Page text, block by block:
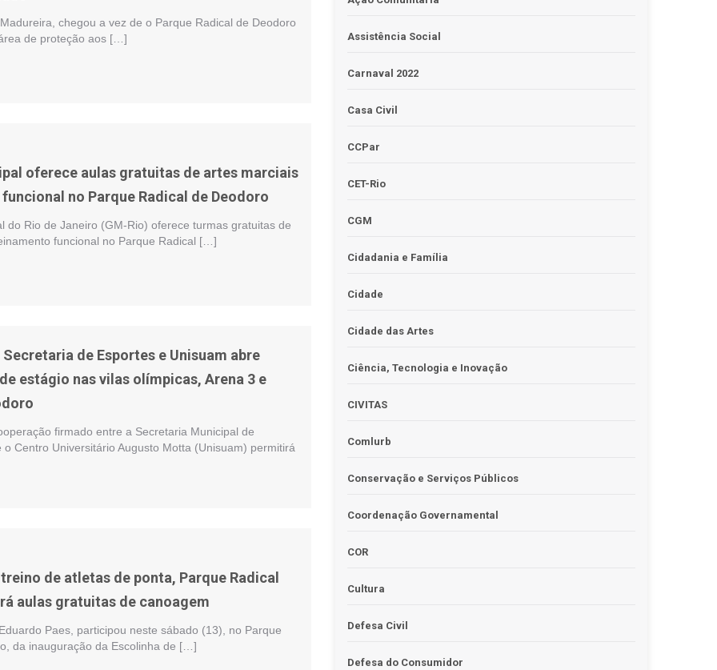
chegou a vez de o Parque Radical de Deodoro
de proteção aos […]
oferece aulas gratuitas de artes marciais
no Parque Radical de Deodoro
do Rio de Janeiro (GM-Rio) oferece turmas gratuitas de
funcional no Parque Radical […]
de Esportes e Unisuam abre
estágio nas vilas olímpicas, Arena 3 e
firmado entre a Secretaria Municipal de
o Centro Universitário Augusto Motta (Unisuam) permitirá
de atletas de ponta, Parque Radical
aulas gratuitas de canoagem
Paes, participou neste sábado (13), no Parque
da inauguração da Escolinha de […]
Assistência Social
Carnaval 2022
Casa Civil
CCPar
CET-Rio
CGM
Cidadania e Família
Cidade
Cidade das Artes
Ciência, Tecnologia e Inovação
CIVITAS
Comlurb
Conservação e Serviços Públicos
Coordenação Governamental
COR
Cultura
Defesa Civil
Defesa do Consumidor